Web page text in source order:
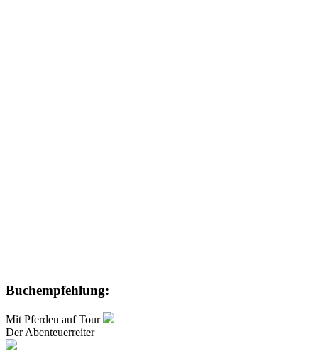
Buchempfehlung:
Mit Pferden auf Tour
Der Abenteuerreiter